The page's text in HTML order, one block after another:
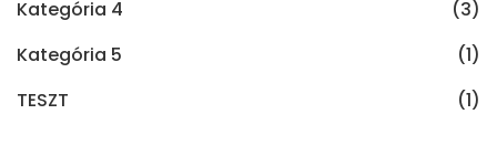
Kategória 4
(3)
Kategória 5
(1)
TESZT
(1)